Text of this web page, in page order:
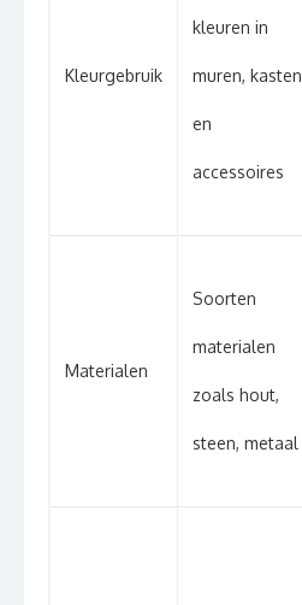
Kleurgebruik
kleuren in
muren, kasten
en
accessoires
Materialen
Soorten
materialen
zoals hout,
steen, metaal